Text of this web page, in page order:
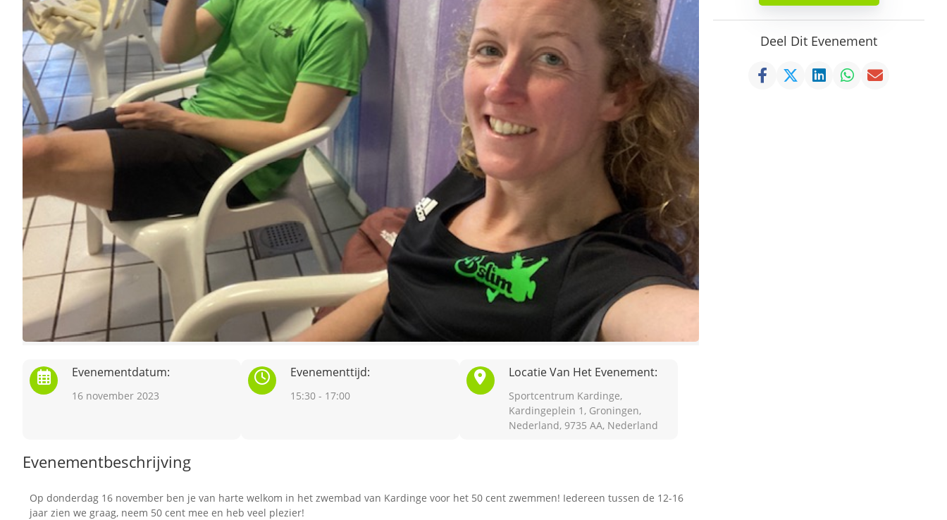
Evenementdatum:
16 november 2023
Evenementtijd:
15:30 - 17:00
Locatie Van Het Evenement:
Sportcentrum Kardinge,
Kardingeplein 1, Groningen,
Nederland, 9735 AA, Nederland
Evenementbeschrijving
Op donderdag 16 november ben je van harte welkom in het zwembad van Kardinge voor het 50 cent zwemmen! Iedereen tussen de 12-16
jaar zien we graag, neem 50 cent mee en heb veel plezier!
Deel Dit Evenement